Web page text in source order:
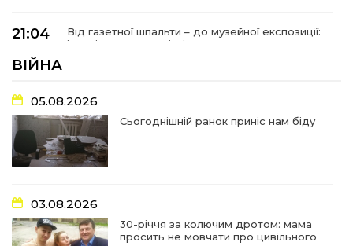
21:04
Від газетної шпальти – до музейної експозиції:
історії Героїв Барвінківщини стали частиною
17:18
27 лип
У Барвінківській громаді вшанували людей
найгуманнішої професії
16:29
22 лип
Медики Барвінківської громади
вдосконалюють професійні навички
15:09
22 лип
У Пригожому з дітьми та їх батьками
працювали фахівці благодійного фонду
ВІЙНА
05.08.2026
Сьогоднішній ранок приніс нам біду
03.08.2026
30-річчя за колючим дротом: мама
просить не мовчати про цивільного